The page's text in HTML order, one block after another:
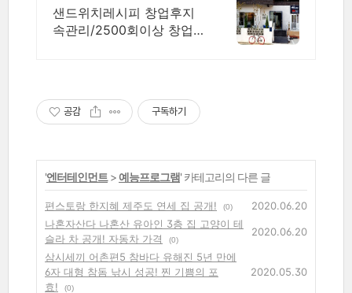
데미 창업전문1:1교육
샌드위치레시피 창업후지
속관리/2500회이상 창업
공감 구독하기
'엔터테인먼트 > 예능프로그램' 카테고리의 다른 글
편스토랑 한지혜 제주도 연세 집 공개! (0)
2020.06.20
나혼자산다 나혼산 유아인 3층 집 고양이 테
슬라 차 공개! 자동차 가격
(0)
2020.06.20
삼시세끼 어촌편5 참바다 유해진 5년 만에
6자 대형 참돔 낚시 성공! 찐 기쁨의 포
효!
(0)
2020.05.30